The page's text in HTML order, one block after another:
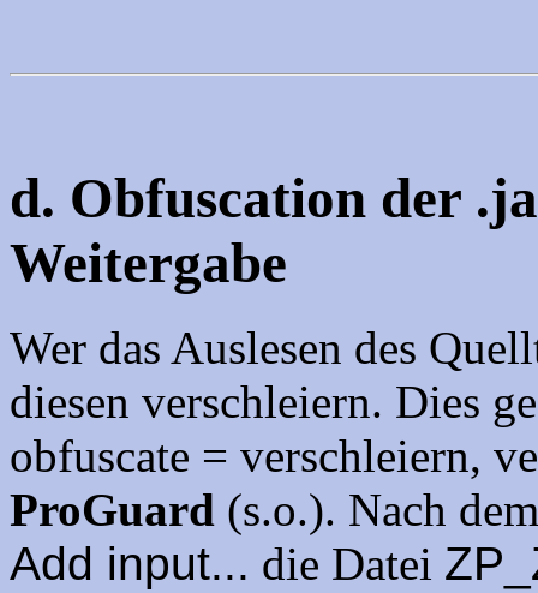
d. Obfuscation der
Weitergabe
Wer das Auslesen des
diesen verschleiern. Dies
obfuscate = verschleiern,
ProGuard (s.o.). Nach
Add input... die Datei